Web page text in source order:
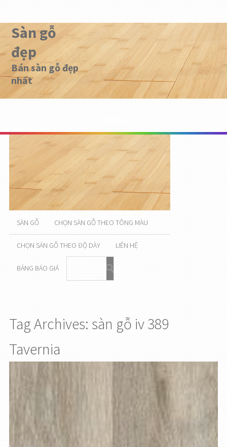
Sàn gỗ
đẹp
Bán sàn gỗ đẹp
nhất
SÀN GỖ CHỌN SÀN GỖ THEO TÔNG MÀU
CHỌN SÀN GỖ THEO ĐỘ DÀY LIÊN HỆ
BẢNG BÁO GIÁ
Tag Archives: sàn gỗ iv 389
Tavernia